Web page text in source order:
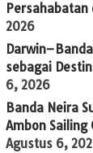
2026
sebagai
6, 2026
Banda Neira
Ambon
Agustus 6,